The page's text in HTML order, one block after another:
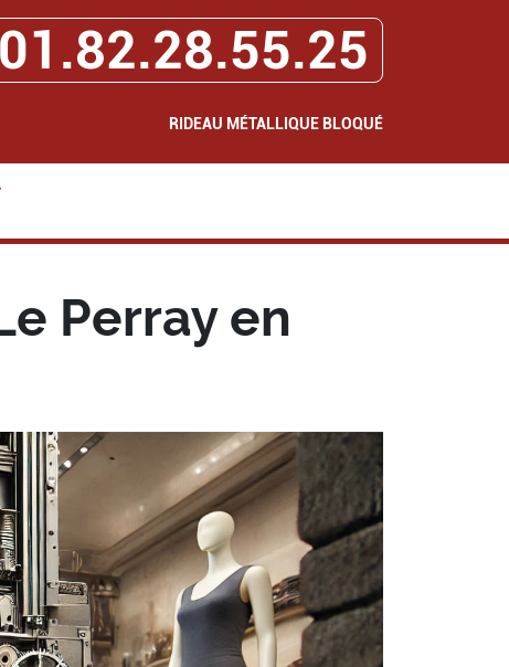
RIDEAU MÉTALLIQUE BLOQUÉ
Perray en